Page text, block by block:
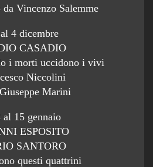
Vincenzo Salemme
4 dicembre
CASADIO
i morti uccidono i vivi
Niccolini
Marini
al 15 gennaio
ESPOSITO
SANTORO
questi quattrini